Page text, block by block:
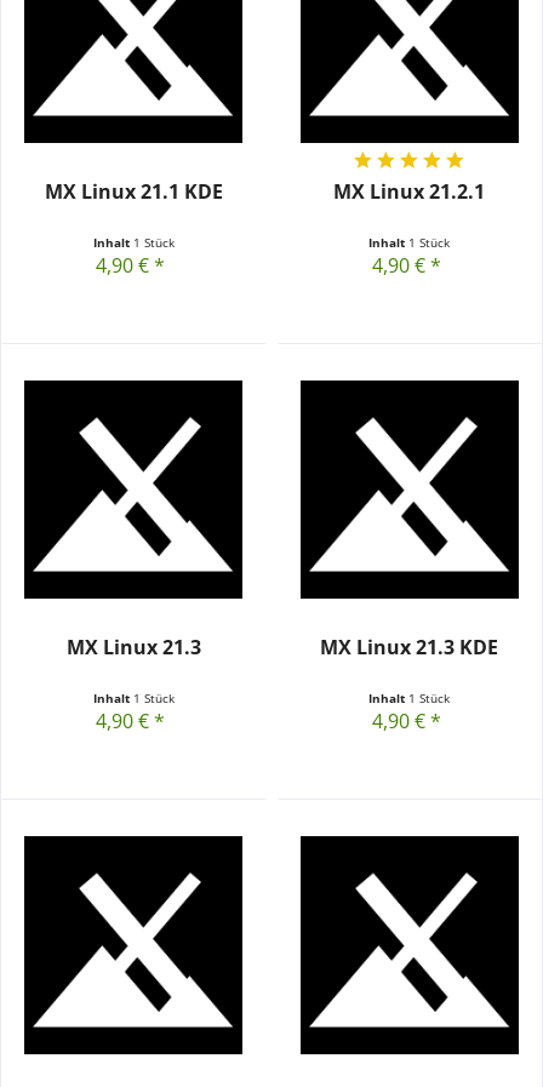
MX Linux 21.1 KDE
Inhalt 1 Stück
4,90 € *
MX Linux 21.2.1
Inhalt 1 Stück
4,90 € *
MX Linux 21.3
Inhalt 1 Stück
4,90 € *
MX Linux 21.3 KDE
Inhalt 1 Stück
4,90 € *